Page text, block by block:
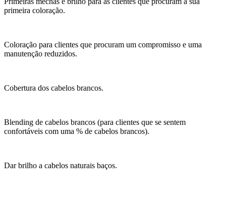
primeira coloração.
Coloração para clientes que procuram um compromisso e uma
manutenção reduzidos.
Cobertura dos cabelos brancos.
Blending de cabelos brancos (para clientes que se sentem
confortáveis com uma % de cabelos brancos).
Dar brilho a cabelos naturais baços.